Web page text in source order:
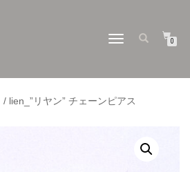
ナ
ョ
0
/ lien_”リヤン” チェーンピアス